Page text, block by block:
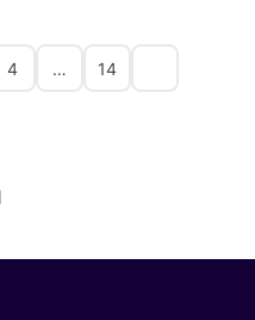
4 … 14